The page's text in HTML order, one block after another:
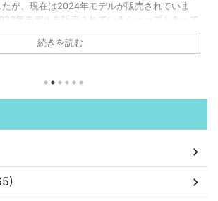
は音が大きかったり家具にガンガンぶつかる…と
エコバックス)に辿り着く方も多いはず。そし
き機能が充実したものがいい…！"という方はエコバ
X1 OMNIやX2 OMNIあたりで迷うでしょう。とい
X2 OMN ...
続きを読む